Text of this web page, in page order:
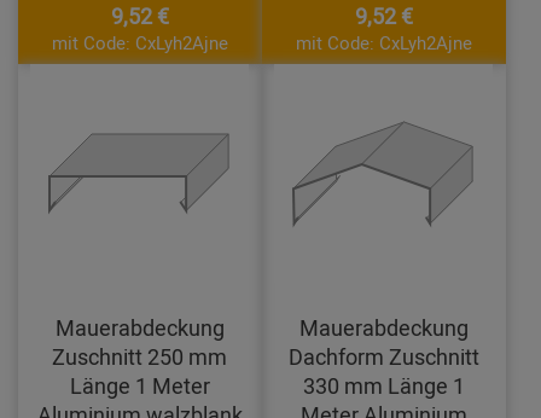
9,52 €
mit Code: CxLyh2Ajne
9,52 €
mit Code: CxLyh2Ajne
Mauerabdeckung
Zuschnitt 250 mm
Länge 1 Meter
Mauerabdeckung
Dachform Zuschnitt
330 mm Länge 1